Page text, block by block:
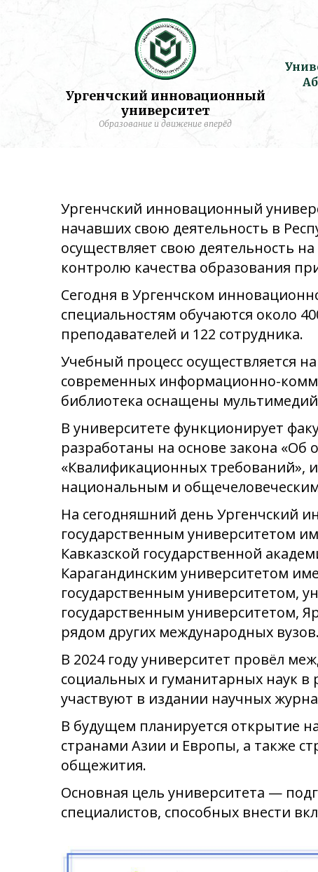
Ургенчский инновационный
университет
Образование и движение вперёд
Ургенчский инновационный
начавших свою деятельность в
осуществляет свою деятельность
контролю качества образования
Сегодня в Ургенчском
специальностям обучаются около
преподавателей и 122 сотрудника.
Учебный процесс осуществляется
современных информационно-
библиотека оснащены
В университете функционирует
разработаны на основе закона «Об
«Квалификационных требований»,
национальным и
На сегодняшний день Ургенчский
государственным университетом
Кавказской государственной
Карагандинским университетом
государственным университетом,
государственным университетом,
рядом других международных вузов.
В 2024 году университет провёл
социальных и гуманитарных наук в
участвуют в издании научных
В будущем планируется открытие
странами Азии и Европы, а также
общежития.
Основная цель университета —
специалистов, способных внести